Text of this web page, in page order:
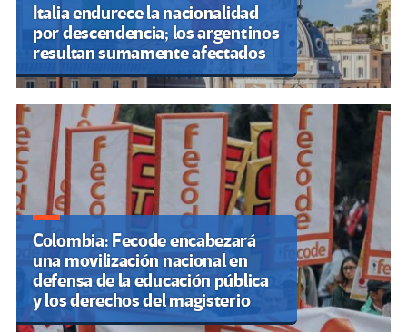
Italia endurece la nacionalidad
por descendencia; los argentinos
resultan sumamente afectados
Colombia: Fecode encabezará
una movilización nacional en
defensa de la educación pública
y los derechos del magisterio